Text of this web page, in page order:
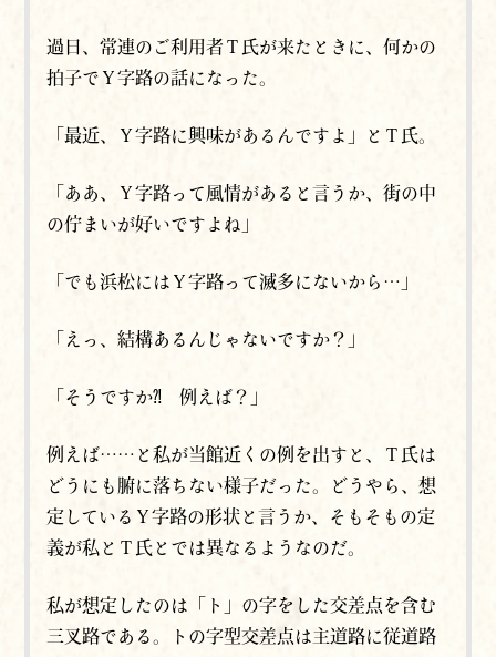
過日、常連のご利用者Ｔ氏が来たときに、何かの
拍子でＹ字路の話になった。
「最近、Ｙ字路に興味があるんですよ」とＴ氏。
「ああ、Ｙ字路って風情があると言うか、街の中
の佇まいが好いですよね」
「でも浜松にはＹ字路って滅多にないから…」
「えっ、結構あるんじゃないですか？」
「そうですか⁈ 例えば？」
例えば……と私が当館近くの例を出すと、Ｔ氏は
どうにも腑に落ちない様子だった。どうやら、想
定しているＹ字路の形状と言うか、そもそもの定
義が私とＴ氏とでは異なるようなのだ。
私が想定したのは「ト」の字をした交差点を含む
三叉路である。トの字型交差点は主道路に従道路